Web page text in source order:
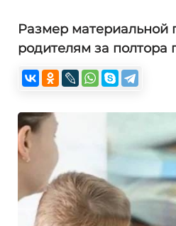
Размер
родителям за полтора